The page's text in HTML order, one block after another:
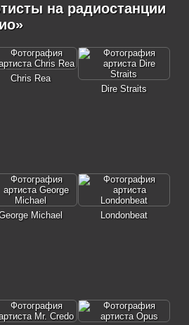
на радиостанции
Chris Rea
Dire Straits
Michael
Londonbeat